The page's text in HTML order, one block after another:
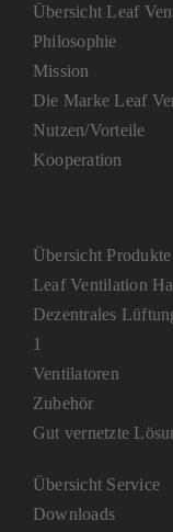
Übersicht Leaf
Philosophie
Mission
Die Marke Leaf
Nutzen/Vorteile
Kooperation
Übersicht Produkte
Leaf Ventilation
Dezentrales
1
Ventilatoren
Zubehör
Gut vernetzte
Übersicht Service
Downloads